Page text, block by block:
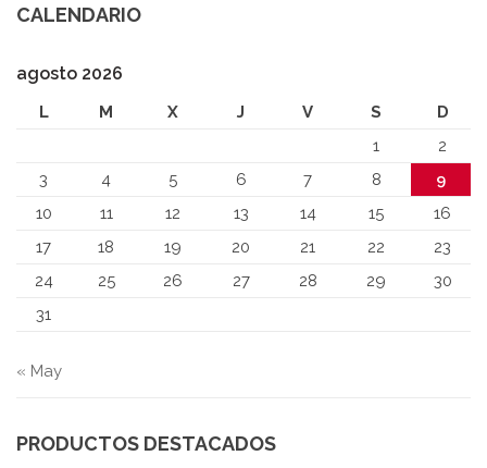
CALENDARIO
agosto 2026
L M X J V S
D
1
2
3
4 5 6 7 8
9
10
11 12 13 14 15
16
17
18 19 20 21 22
23
24
25 26 27 28 29
30
31
« May
PRODUCTOS DESTACADOS